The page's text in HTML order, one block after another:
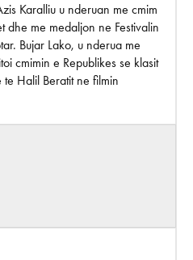
Karalliu u nderuan me cmim
dhe me medaljon ne Festivalin
Bujar Lako, u nderua me
cmimin e Republikes se klasit
Halil Beratit ne filmin